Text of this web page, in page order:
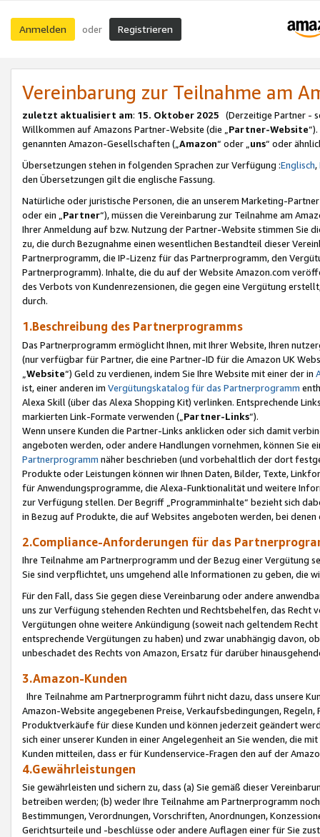
Anmelden oder Registrieren
Vereinbarung zur Teilnahme am
zuletzt aktualisiert am: 15. Oktober 2025 (Derzeitige Partner -
Willkommen auf Amazons Partner-Website (die „Partner-Website
genannten Amazon-Gesellschaften („Amazon“ oder „uns“ oder
Übersetzungen stehen in folgenden Sprachen zur Verfügung :Englisch,
den Übersetzungen gilt die englische Fassung.
Natürliche oder juristische Personen, die an unserem Marketing-
oder ein „Partner“), müssen die Vereinbarung zur Teilnahme am
Ihrer Anmeldung auf bzw. Nutzung der Partner-Website stimmen Sie
zu, die durch Bezugnahme einen wesentlichen Bestandteil dieser
Partnerprogramm, die IP-Lizenz für das Partnerprogramm, den
Partnerprogramm). Inhalte, die du auf der Website Amazon.com
des Verbots von Kundenrezensionen, die gegen eine Vergütung
durch.
1.Beschreibung des Partnerprogramms
Das Partnerprogramm ermöglicht Ihnen, mit Ihrer Website, Ihren
(nur verfügbar für Partner, die eine Partner-ID für die Amazon UK
Website“) Geld zu verdienen, indem Sie Ihre Website mit einer der in
ist, einer anderen im Vergütungskatalog für das Partnerprogramm
Alexa Skill (über das Alexa Shopping Kit) verlinken. Entsprechende
markierten Link-Formate verwenden („ Partner-Links“).
Wenn unsere Kunden die Partner-Links anklicken oder sich damit
angeboten werden, oder andere Handlungen vornehmen, können Sie
Partnerprogramm näher beschrieben (und vorbehaltlich der dort
Produkte oder Leistungen können wir Ihnen Daten, Bilder, Texte,
für Anwendungsprogramme, die Alexa-Funktionalität und weitere
zur Verfügung stellen. Der Begriff „Programminhalte“ bezieht sich
in Bezug auf Produkte, die auf Websites angeboten werden, bei
2.Compliance-Anforderungen für das
Ihre Teilnahme am Partnerprogramm und der Bezug einer Vergütung
Sie sind verpflichtet, uns umgehend alle Informationen zu geben, die
Für den Fall, dass Sie gegen diese Vereinbarung oder andere
uns zur Verfügung stehenden Rechten und Rechtsbehelfen, das
Vergütungen ohne weitere Ankündigung (soweit nach geltendem
entsprechende Vergütungen zu haben) und zwar unabhängig davon,
unbeschadet des Rechts von Amazon, Ersatz für darüber
3.Amazon-Kunden
Ihre Teilnahme am Partnerprogramm führt nicht dazu, dass unsere
Amazon-Website angegebenen Preise, Verkaufsbedingungen,
Produktverkäufe für diese Kunden und können jederzeit geändert
sich einer unserer Kunden in einer Angelegenheit an Sie wenden, die
Kunden mitteilen, dass er für Kundenservice-Fragen den auf der
4.Gewährleistungen
Sie gewährleisten und sichern zu, dass (a) Sie gemäß dieser
betreiben werden; (b) weder Ihre Teilnahme am Partnerprogramm
Bestimmungen, Verordnungen, Vorschriften, Anordnungen,
Gerichtsurteile und -beschlüsse oder andere Auflagen einer für Sie